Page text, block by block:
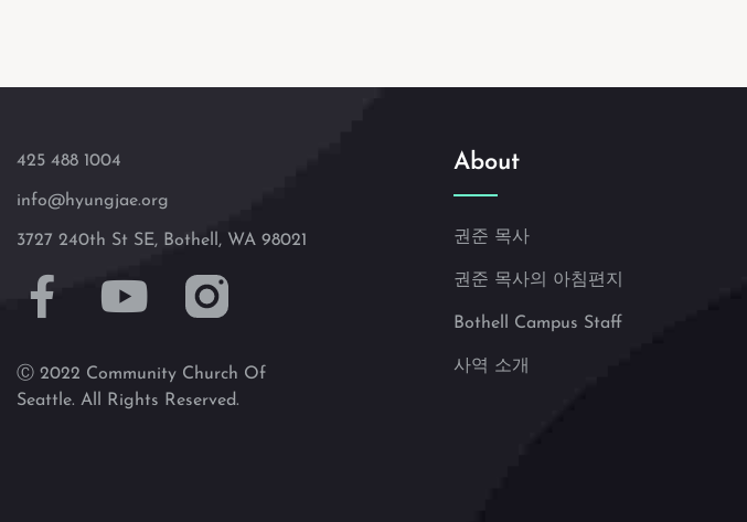
425 488 1004
info@hyungjae.org
3727 240th St SE, Bothell, WA 98021
Ⓒ 2022 Community Church Of
Seattle. All Rights Reserved.
About
권준 목사
권준 목사의 아침편지
Bothell Campus Staff
사역 소개